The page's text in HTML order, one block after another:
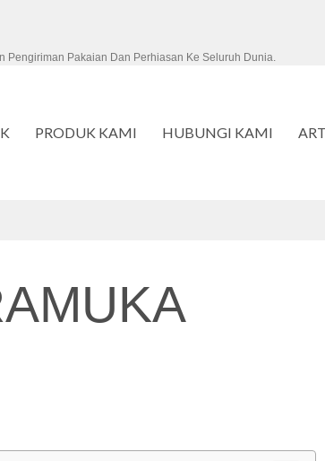
Pengiriman Pakaian Dan Perhiasan Ke Seluruh Dunia.
PRODUK KAMI HUBUNGI KAMI